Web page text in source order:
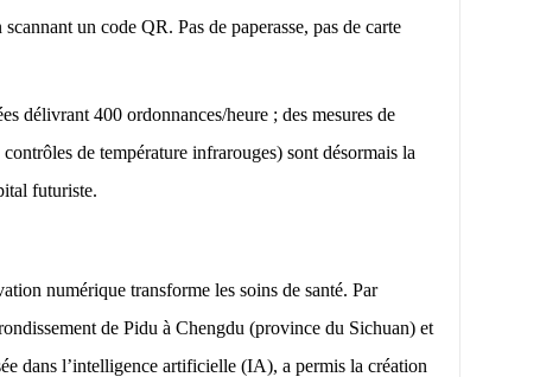
un code QR. Pas de paperasse, pas de carte
délivrant 400 ordonnances/heure ; des mesures de
de température infrarouges) sont désormais la
futuriste.
numérique transforme les soins de santé. Par
de Pidu à Chengdu (province du Sichuan) et
dans l’intelligence artificielle (IA), a permis la création